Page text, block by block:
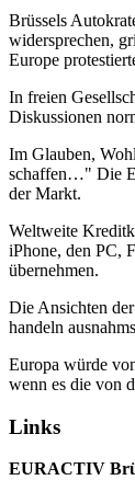
Brüssels
widersprechen,
Europe
In freien
Diskussionen
Im Glauben,
schaffen…" Die
der Markt.
Weltweite
iPhone, den PC,
übernehmen.
Die Ansichten
handeln
Europa würde
wenn es die von
Links
EURACTIV